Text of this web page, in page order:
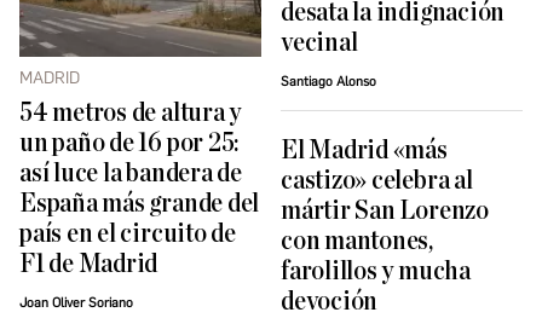
MADRID
54 metros de altura y
un paño de 16 por 25:
así luce la bandera de
España más grande del
país en el circuito de
F1 de Madrid
Joan Oliver Soriano
desata la indignación
vecinal
Santiago Alonso
El Madrid «más
castizo» celebra al
mártir San Lorenzo
con mantones,
farolillos y mucha
devoción